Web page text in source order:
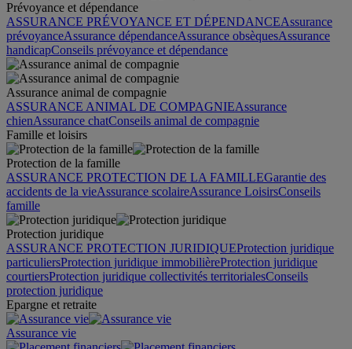
Prévoyance et dépendance
ASSURANCE PRÉVOYANCE ET DÉPENDANCEAssurance
prévoyanceAssurance dépendanceAssurance obsèquesAssurance
handicapConseils prévoyance et dépendance
Assurance animal de compagnie
ASSURANCE ANIMAL DE COMPAGNIEAssurance
chienAssurance chatConseils animal de compagnie
Famille et loisirs
Protection de la famille
ASSURANCE PROTECTION DE LA FAMILLEGarantie des
accidents de la vieAssurance scolaireAssurance LoisirsConseils
famille
Protection juridique
ASSURANCE PROTECTION JURIDIQUEProtection juridique
particuliersProtection juridique immobilièreProtection juridique
courtiersProtection juridique collectivités territorialesConseils
protection juridique
Epargne et retraite
Assurance vie